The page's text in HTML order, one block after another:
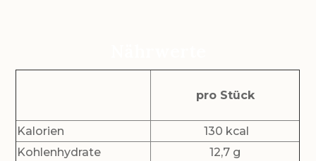
pro Stück
Kalorien
130 kcal
Kohlenhydrate
12,7 g